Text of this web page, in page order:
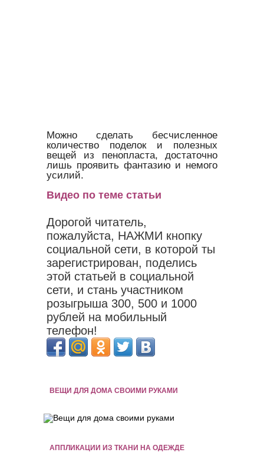
Можно сделать бесчисленное
количество поделок и полезных
вещей из пенопласта, достаточно
лишь проявить фантазию и немого
усилий.
Видео по теме статьи
Дорогой читатель,
пожалуйста, НАЖМИ кнопку
социальной сети, в которой ты
зарегистрирован, поделись
этой статьей в социальной
сети, и стань участником
розыгрыша 300, 500 и 1000
рублей на мобильный
телефон!
ВЕЩИ ДЛЯ ДОМА СВОИМИ РУКАМИ
АППЛИКАЦИИ ИЗ ТКАНИ НА ОДЕЖДЕ